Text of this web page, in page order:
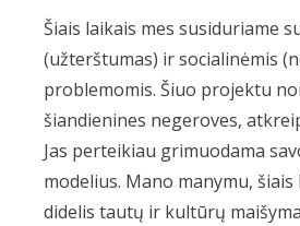
Šiais laikais mes susiduriame
(užterštumas) ir socialinėmis
problemomis. Šiuo projektu
šiandienines negeroves,
Jas perteikiau grimuodama
modelius. Mano manymu, šiais
didelis tautų ir kultūrų